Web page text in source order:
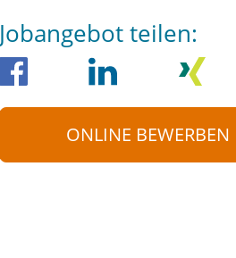
Jobangebot teilen:
ONLINE BEWERBEN